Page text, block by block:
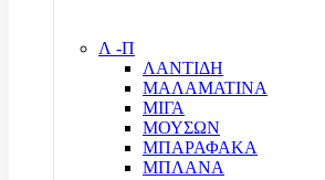
Λ -Π
ΛΑΝΤΙΔΗ
ΜΑΛΑΜΑΤΙΝΑ
ΜΙΓΑ
ΜΟΥΣΩΝ
ΜΠΑΡΑΦΑΚΑ
ΜΠΛΑΝΑ